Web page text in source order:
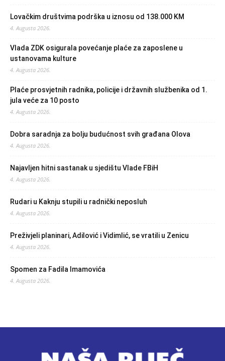
Lovačkim društvima podrška u iznosu od 138.000 KM
4. Augusta 2026.
Vlada ZDK osigurala povećanje plaće za zaposlene u
ustanovama kulture
4. Augusta 2026.
Plaće prosvjetnih radnika, policije i državnih službenika od 1.
jula veće za 10 posto
4. Augusta 2026.
Dobra saradnja za bolju budućnost svih građana Olova
4. Augusta 2026.
Najavljen hitni sastanak u sjedištu Vlade FBiH
4. Augusta 2026.
Rudari u Kaknju stupili u radnički neposluh
4. Augusta 2026.
Preživjeli planinari, Adilović i Vidimlić, se vratili u Zenicu
4. Augusta 2026.
Spomen za Fadila Imamovića
4. Augusta 2026.